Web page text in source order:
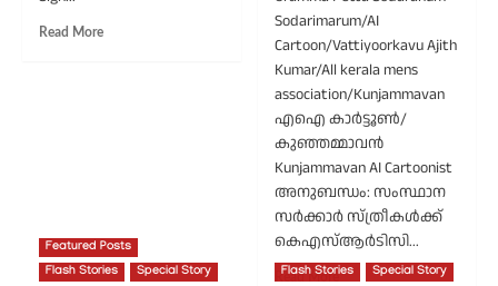
Read MoreRead
Gopan
Ambat
Sodarimarum/AI
Cartoon/Vattiyoorkavu Ajith
Kumar/All kerala mens
association/Kunjammavan
എഐ കാർട്ടൂൺ/
കുഞ്ഞമ്മാവൻ
Kunjammavan AI Cartoonist
അനുബന്ധം: സംസ്ഥാന
സർക്കാർ സ്ത്രീകള്‍ക്ക്
കെഎസ്ആര്‍ടിസി...
Read MoreRead
Featured Posts
Flash Stories
Special Story
Flash Stories
Special Story